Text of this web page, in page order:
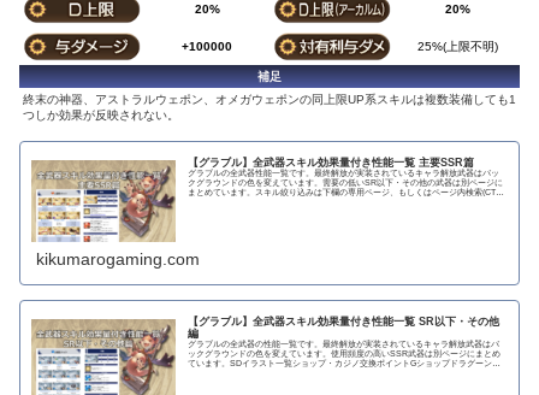
20% 20%
+100000 25%(上限不明)
補足
終末の神器、アストラルウェポン、オメガウェポンの同上限UP系スキルは複数装備しても1
つしか効果が反映されない。
【グラブル】全武器スキル効果量付き性能一覧 主要SSR篇
グラブルの全武器性能一覧です。最終解放が実装されているキャラ解放武器はバッ
クグラウンドの色を変えています。需要の低いSR以下・その他の武器は別ページに
まとめています。スキル絞り込みは下欄の専用ページ、もしくはページ内検索(CTRL
kikumarogaming.com
【グラブル】全武器スキル効果量付き性能一覧 SR以下・その他
編
グラブルの全武器の性能一覧です。最終解放が実装されているキャラ解放武器はバ
ックグラウンドの色を変えています。使用頻度の高いSSR武器は別ページにまとめ
ています。SDイラスト一覧ショップ・カジノ交換ポイントGショップドラグーンラ